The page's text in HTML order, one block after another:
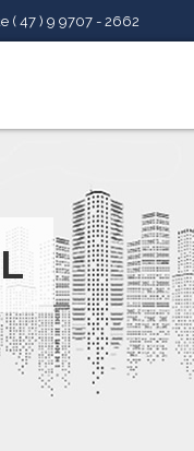
( 47 ) 9 9707 - 2662